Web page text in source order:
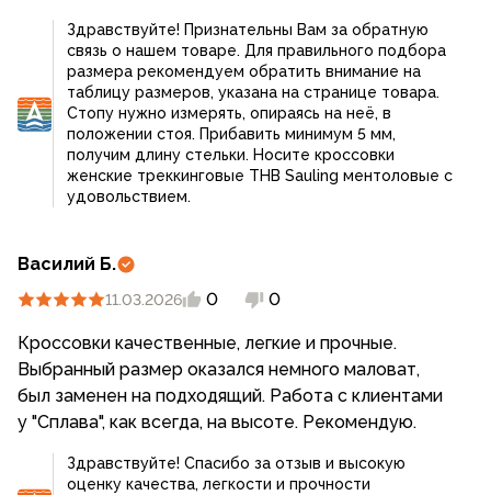
Здравствуйте! Признательны Вам за обратную
связь о нашем товаре. Для правильного подбора
размера рекомендуем обратить внимание на
таблицу размеров, указана на странице товара.
Стопу нужно измерять, опираясь на неё, в
положении стоя. Прибавить минимум 5 мм,
получим длину стельки. Носите кроссовки
женские треккинговые THB Sauling ментоловые с
удовольствием.
Василий Б.
11.03.2026 0 0
Кроссовки качественные, легкие и прочные.
Выбранный размер оказался немного маловат,
был заменен на подходящий. Работа с клиентами
у "Сплава", как всегда, на высоте. Рекомендую.
Здравствуйте! Спасибо за отзыв и высокую
оценку качества, легкости и прочности